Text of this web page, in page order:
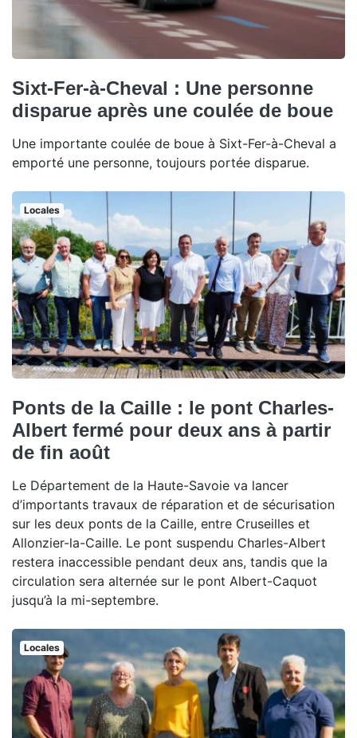
Sixt-Fer-à-Cheval : Une personne
disparue après une coulée de boue
Une importante coulée de boue à Sixt-Fer-à-Cheval a
emporté une personne, toujours portée disparue.
Locales
Ponts de la Caille : le pont Charles-
Albert fermé pour deux ans à partir
de fin août
Le Département de la Haute-Savoie va lancer
d’importants travaux de réparation et de sécurisation
sur les deux ponts de la Caille, entre Cruseilles et
Allonzier-la-Caille. Le pont suspendu Charles-Albert
restera inaccessible pendant deux ans, tandis que la
circulation sera alternée sur le pont Albert-Caquot
jusqu’à la mi-septembre.
Locales